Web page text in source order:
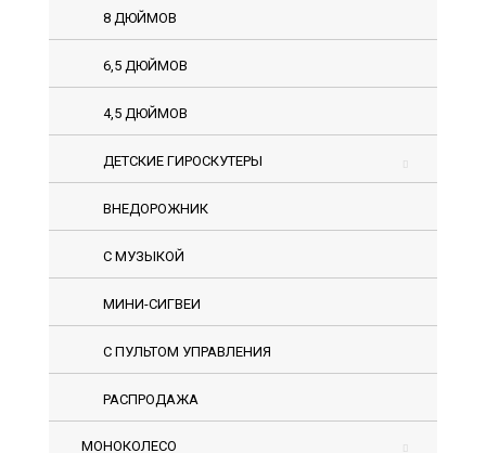
8 ДЮЙМОВ
6,5 ДЮЙМОВ
4,5 ДЮЙМОВ
ДЕТСКИЕ ГИРОСКУТЕРЫ
ВНЕДОРОЖНИК
С МУЗЫКОЙ
МИНИ-СИГВЕИ
С ПУЛЬТОМ УПРАВЛЕНИЯ
РАСПРОДАЖА
МОНОКОЛЕСО